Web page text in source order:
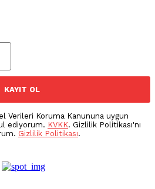
KAYIT OL
Verileri Koruma Kanununa uygun
ediyorum. KVKK. Gizlilik Politikası'nı
Gizlilik Politikası.